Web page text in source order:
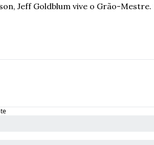
Jeff Goldblum vive o Grão-